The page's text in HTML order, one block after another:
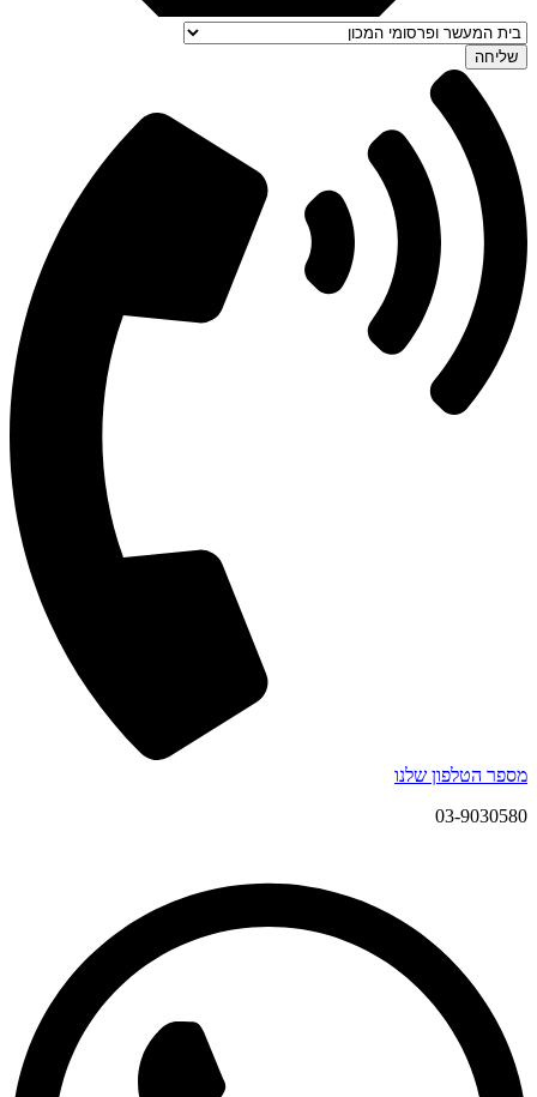
שליחה
מספר הטלפון שלנו
03-9030580